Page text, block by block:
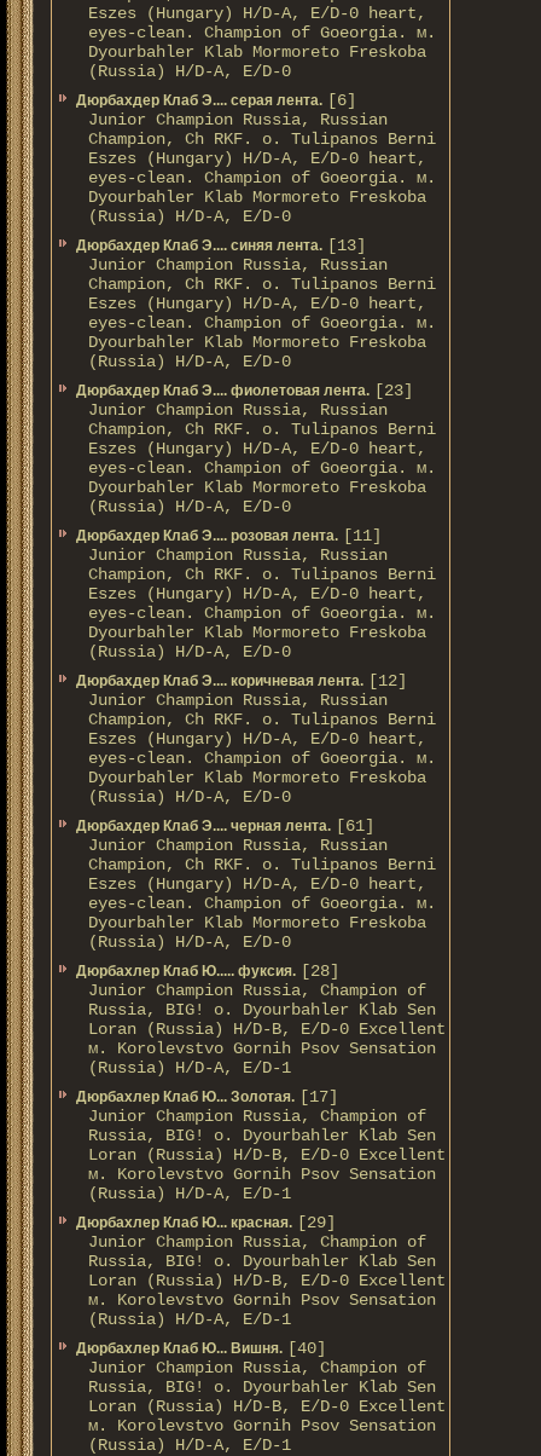
Eszes (Hungary) H/D-A, E/D-0 heart,
eyes-clean. Champion of Gоeorgia. м.
Dyourbahler Klab Mormoreto Freskoba
(Russia) H/D-А, E/D-0
Дюрбахдер Клаб Э.... серая лента. [6]
Junior Champion Russia, Russian
Champion, Ch RKF. о. Tulipanos Berni
Eszes (Hungary) H/D-A, E/D-0 heart,
eyes-clean. Champion of Gоeorgia. м.
Dyourbahler Klab Mormoreto Freskoba
(Russia) H/D-А, E/D-0
Дюрбахдер Клаб Э.... синяя лента. [13]
Junior Champion Russia, Russian
Champion, Ch RKF. о. Tulipanos Berni
Eszes (Hungary) H/D-A, E/D-0 heart,
eyes-clean. Champion of Gоeorgia. м.
Dyourbahler Klab Mormoreto Freskoba
(Russia) H/D-А, E/D-0
Дюрбахдер Клаб Э.... фиолетовая лента. [23]
Junior Champion Russia, Russian
Champion, Ch RKF. о. Tulipanos Berni
Eszes (Hungary) H/D-A, E/D-0 heart,
eyes-clean. Champion of Gоeorgia. м.
Dyourbahler Klab Mormoreto Freskoba
(Russia) H/D-А, E/D-0
Дюрбахдер Клаб Э.... розовая лента. [11]
Junior Champion Russia, Russian
Champion, Ch RKF. о. Tulipanos Berni
Eszes (Hungary) H/D-A, E/D-0 heart,
eyes-clean. Champion of Gоeorgia. м.
Dyourbahler Klab Mormoreto Freskoba
(Russia) H/D-А, E/D-0
Дюрбахдер Клаб Э.... коричневая лента. [12]
Junior Champion Russia, Russian
Champion, Ch RKF. о. Tulipanos Berni
Eszes (Hungary) H/D-A, E/D-0 heart,
eyes-clean. Champion of Gоeorgia. м.
Dyourbahler Klab Mormoreto Freskoba
(Russia) H/D-А, E/D-0
Дюрбахдер Клаб Э.... черная лента. [61]
Junior Champion Russia, Russian
Champion, Ch RKF. о. Tulipanos Berni
Eszes (Hungary) H/D-A, E/D-0 heart,
eyes-clean. Champion of Gоeorgia. м.
Dyourbahler Klab Mormoreto Freskoba
(Russia) H/D-А, E/D-0
Дюрбахлер Клаб Ю..... фуксия. [28]
Junior Champion Russia, Champion of
Russia, BIG! о. Dyourbahler Klab Sen
Loran (Russia) H/D-B, E/D-0 Excellent
м. Korolevstvo Gornih Psov Sensation
(Russia) H/D-A, E/D-1
Дюрбахлер Клаб Ю... Золотая. [17]
Junior Champion Russia, Champion of
Russia, BIG! о. Dyourbahler Klab Sen
Loran (Russia) H/D-B, E/D-0 Excellent
м. Korolevstvo Gornih Psov Sensation
(Russia) H/D-A, E/D-1
Дюрбахлер Клаб Ю... красная. [29]
Junior Champion Russia, Champion of
Russia, BIG! о. Dyourbahler Klab Sen
Loran (Russia) H/D-B, E/D-0 Excellent
м. Korolevstvo Gornih Psov Sensation
(Russia) H/D-A, E/D-1
Дюрбахлер Клаб Ю... Вишня. [40]
Junior Champion Russia, Champion of
Russia, BIG! о. Dyourbahler Klab Sen
Loran (Russia) H/D-B, E/D-0 Excellent
м. Korolevstvo Gornih Psov Sensation
(Russia) H/D-A, E/D-1